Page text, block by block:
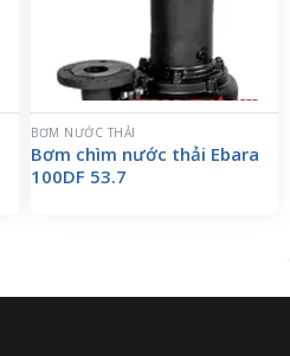
BƠM NƯỚC THẢI
Bơm chìm nước thải Ebara
100DF 53.7